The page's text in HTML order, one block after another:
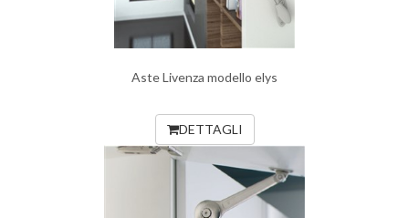
Aste Livenza modello elys
DETTAGLI